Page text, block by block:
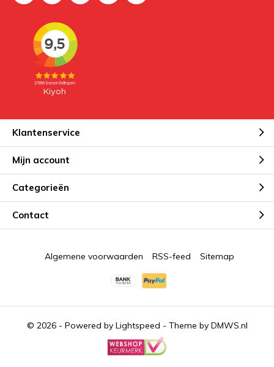
Klantenservice
Mijn account
Categorieën
Contact
© 2026 - Powered by Lightspeed - Theme by DMWS.nl
Algemene voorwaarden RSS-feed Sitemap